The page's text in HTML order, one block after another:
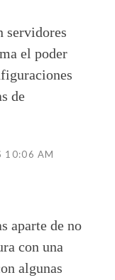
servidores
el poder
de
10:06 AM
aparte de no
con una
algunas